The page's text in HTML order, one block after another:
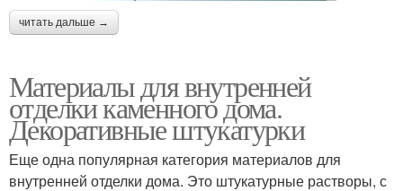
читать дальше →
Материалы для внутренней
отделки каменного дома.
Декоративные штукатурки
Еще одна популярная категория материалов для
внутренней отделки дома. Это штукатурные растворы, с